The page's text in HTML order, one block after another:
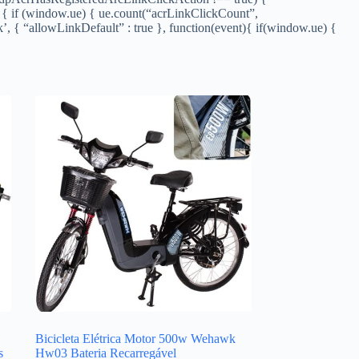
if (window.ue) { ue.count(“acrLinkClickCount”,
{ “allowLinkDefault” : true }, function(event){ if(window.ue) {
Bicicleta Elétrica Motor 500w Wehawk
Hw03 Bateria Recarregável